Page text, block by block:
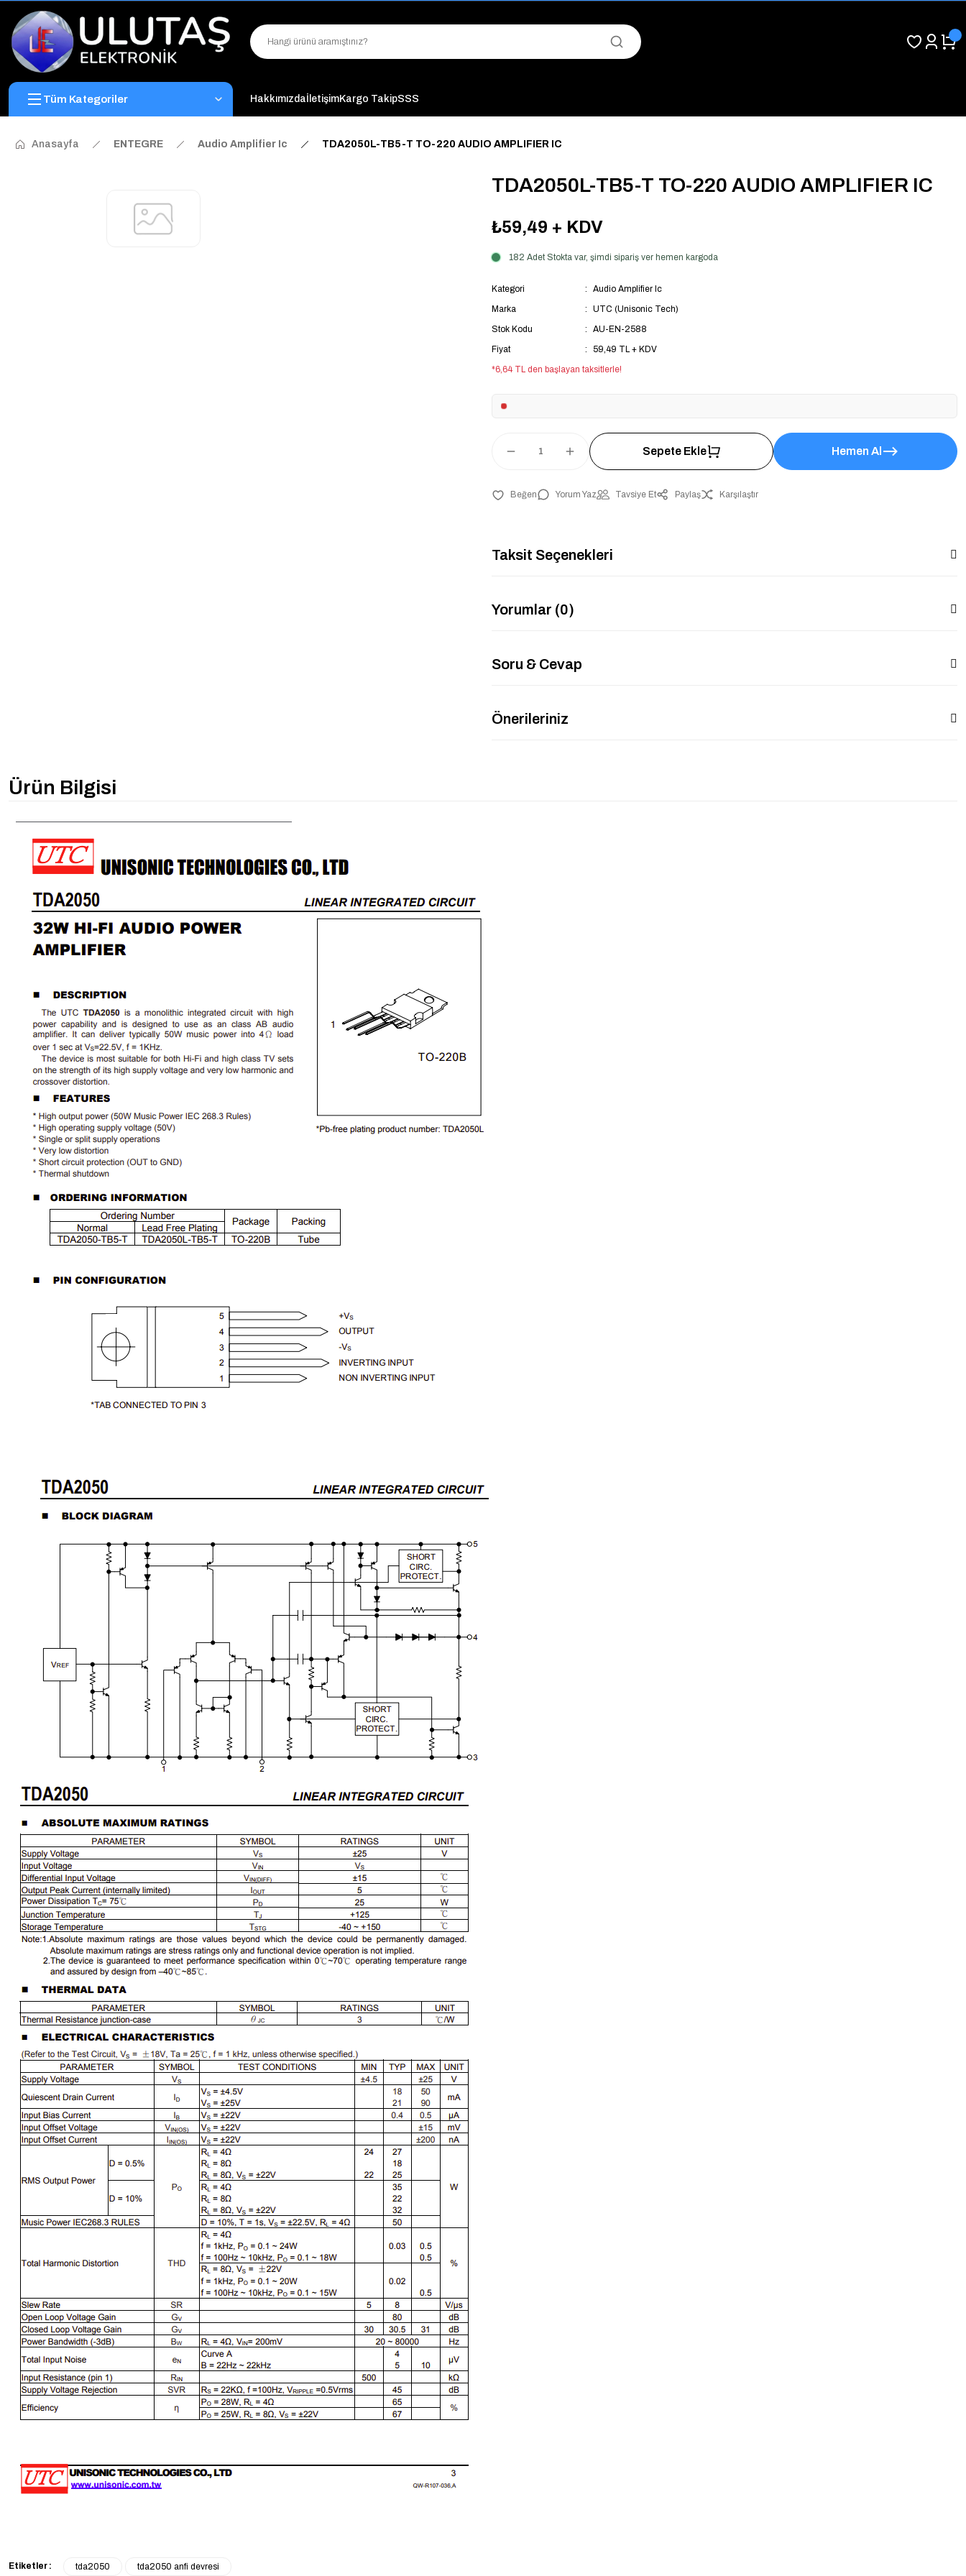
"Binlerce Ürün Çeşitliliği ile Stoktan Hemen Teslim."
"Toptan Fiyatına Perakende Satış Avantajını Kaçırmayın!"
Tüm Kategoriler HakkımızdaİletişimKargo TakipSSS
Anasayfa ENTEGRE Audio Amplifier Ic TDA2050L-TB5-T TO-220 AUDIO AMPLIFIER IC
TDA2050L-TB5-T TO-220 AUDIO AMPLIFIER IC
₺59,49 + KDV
182 Adet Stokta var, şimdi sipariş ver hemen kargoda
Kategori
Audio Amplifier Ic
Marka
UTC (Unisonic Tech)
Stok Kodu
AU-EN-2588
Fiyat
59,49 TL + KDV
*6,64 TL den başlayan taksitlerle!
Sepete Ekle Hemen Al
Yorum Yaz Tavsiye Et Paylaş Karşılaştır
Taksit Seçenekleri
Yorumlar (0)
Soru & Cevap
Önerileriniz
Ürün Bilgisi
Etiketler : tda2050 tda2050 anfi devresi